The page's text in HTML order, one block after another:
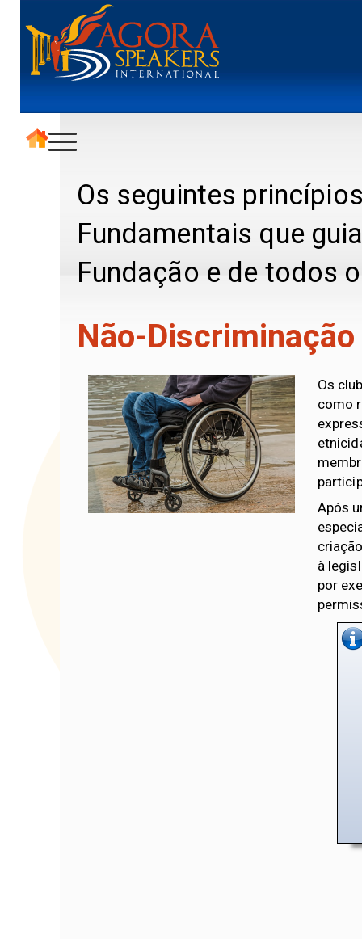
Os seguintes
Fundamentais que
Fundação e de todos
Não-Discriminação
Os
como
Após
à
por